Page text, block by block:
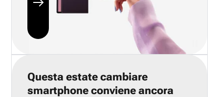
Questa estate cambiare
smartphone conviene ancora